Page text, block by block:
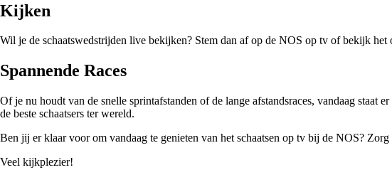
Kijken
Wil je de schaatswedstrijden live bekijken? Stem dan af op de NOS op tv of bekijk
Spannende Races
Of je nu houdt van de snelle sprintafstanden of de lange afstandsraces, vandaag staat
de beste schaatsers ter wereld.
Ben jij er klaar voor om vandaag te genieten van het schaatsen op tv bij de NOS?
Veel kijkplezier!